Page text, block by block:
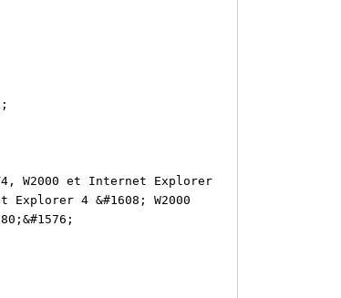
W2000 et Internet Explorer
Explorer 4 &#1608; W2000